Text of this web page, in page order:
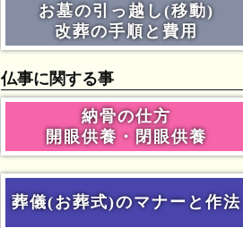
お墓の引っ越し(移動)
改葬の手順と費用
仏事に関する事
納骨の仕方
開眼供養・閉眼供養
葬儀(お葬式)のマナーと作法